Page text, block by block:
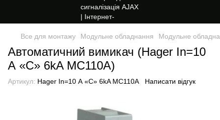
Все для монтажу Модульне обладнання Модульне
Автоматичний вимикач (Hager In=10
А «C» 6kA MC110A)
Артикул: Hager In=10 А «C» 6kA MC110A Написати відгук